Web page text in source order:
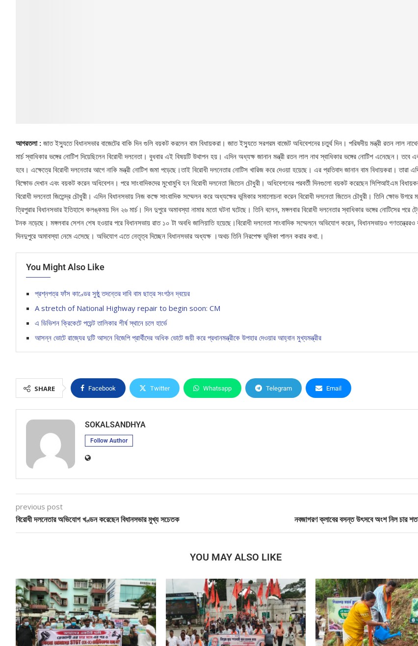
আগরতলা : জাত ইস্যুতে বিধানসভার বাজেটের বাকি দিন গুলি বয়কট করলেন বাম বিধায়করা। জাত ইস্যুতে সরগরম বাজেট অধিবেশনের চতুর্থ দিন। পরিষদীয় মন্ত্রী রতন লাল
মার্চ স্বাধিকার ভঙ্গের নোটিশ দিয়েছিলেন বিরোধী দলনেতা। বুধবার এই বিষয়টি উথাপন হয়। এদিন অধ্যক্ষ জানান মন্ত্রী রতন লাল নাথ স্বাধিকার ভঙ্গের নোটিশ এনেছেন। তবে
হবে। এক্ষেত্রে বিরোধী দলনেতার আগে নাকি মন্ত্রী নোটিশ জমা পড়েছে।তাই বিরোধী দলনেতার নোটিস খারিজ করে দেওয়া হয়েছে। এর প্রতিবাদ জানান বাম বিধায়করা। তারা
বিক্ষোভ দেখান এবং বয়কট করেন অধিবেশন। পরে সাংবাদিকদের মুখোমুখি হন বিরোধী দলনেতা জিতেন চৌধুরী। অধিবেশনের পরবর্তী দিনগুলো বয়কট করেছেন সিপিআইএম
বিরোধী দলনেতা জিতেন্দ্র চৌধুরী। এদিন বিধানসভায় নিজ কক্ষে সাংবাদিক সম্মেলন করে অধ্যক্ষের ভূমিকার সমালোচনা করেন বিরোধী দলনেতা জিতেন চৌধুরী। তিনি ক্ষোভ
ত্রিপুরার বিধানসভার ইতিহাসে কলঙ্কময় দিন ২৬ মার্চ। দিন দুপুরে অমাবস্যা নামার মতো ঘটনা ঘটেছে। তিনি বলেন, মঙ্গলবার বিরোধী দলনেতার স্বাধিকার ভঙ্গের নোটিসের পরে
টনক নড়েছে। মঙ্গলবার সেশন শেষ হওয়ার পরে বিধানসভায় রাত ১০ টা অবধি জালিয়াতি হয়েছে।বিরোধী দলনেতা সাংবাদিক সম্মেলনে অভিযোগ করেন, বিধানসভায়ও
দিনদুপুরে অমাবস্যা নেমে এসেছে। অভিযোগ এতে নেতৃত্ব দিচ্ছেন বিধানসভার অধ্যক্ষ ।অথচ তিনি নিরপেক্ষ ভূমিকা পালন করার কথা.।
You Might Also Like
প্রশ্নপত্র ফাঁস কাণ্ডের সুষ্ঠু তদন্তের দাবি বাম ছাত্র সংগঠন দ্বয়ের
A stretch of National Highway repair to begin soon: CM
এ ডিভিশন ক্রিকেটে পয়েন্ট তালিকার শীর্ষ স্থানে চলে হার্ভে
আসন্ন ভোটে রাজ্যের দুটি আসনে বিজেপি প্রার্থীদের অধিক ভোটে জয়ী করে প্রধানমন্ত্রীকে উপহার দেওয়ার আহ্বান মুখ্যমন্ত্রীর
SHARE Facebook Twitter Whatsapp Telegram Email
SOKALSANDHYA
Follow Author
previous post
বিরোধী দলনেতার অভিযোগ খণ্ডন করেছেন বিধানসভার মুখ্য সচেতক নবজাগরণ ক্লাবের বসন্ত উৎসবে অংশ নিল চার
YOU MAY ALSO LIKE